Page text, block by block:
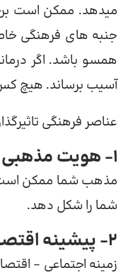
میدهد. ممکن است
جنبه های فرهنگی
همسو باشد. اگر
آسیب برساند. هیچ کس
عناصر فرهنگی
1- هویت مذهبی
مذهب شما ممکن است
شما را شکل دهد.
2- پیشینه اقتصادی در مشاوره (مشاور آنلاین برای خارج از کشور)
زمینه اجتماعی –